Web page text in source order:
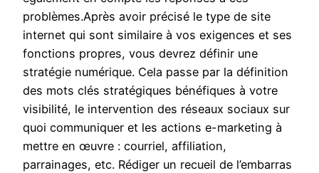
problèmes.Après avoir précisé le type de site
internet qui sont similaire à vos exigences et ses
fonctions propres, vous devrez définir une
stratégie numérique. Cela passe par la définition
des mots clés stratégiques bénéfiques à votre
visibilité, le intervention des réseaux sociaux sur
quoi communiquer et les actions e-marketing à
mettre en œuvre : courriel, affiliation,
parrainages, etc. Rédiger un recueil de l’embarras